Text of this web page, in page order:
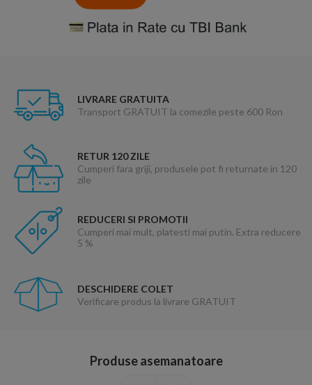
LIVRARE GRATUITA
Transport GRATUIT la comezile peste 600 Ron
RETUR 120 ZILE
Cumperi fara griji, produsele pot fi returnate in 120
zile
REDUCERI SI PROMOTII
Cumperi mai mult, platesti mai putin. Extra reducere
5 %
DESCHIDERE COLET
Verificare produs la livrare GRATUIT
Produse asemanatoare